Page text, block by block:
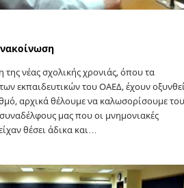
της νέας σχολικής χρονιάς, όπου τα
εκπαιδευτικών του ΟΑΕΔ, έχουν
αρχικά θέλουμε να καλωσορίσουμε
μας που οι μνημονιακές
θέσει άδικα και…